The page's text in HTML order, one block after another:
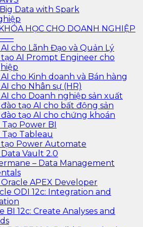
Data with Spark
HỌC CHO DOANH NGHIỆP
cho Lãnh Đạo và Quản Lý
tạo AI Prompt Engineer cho
cho Kinh doanh và Bán hàng
cho Nhân sự (HR)
cho Doanh nghiệp sản xuất
tạo AI cho bất động sản
tạo AI cho chứng khoán
Power BI
Tableau
tạo Power Automate
Vault 2.0
– Data Management
APEX Developer
ODI 12c: Integration and
BI 12c: Create Analyses and